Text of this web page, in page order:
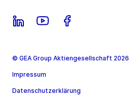
© GEA Group Aktiengesellschaft 2026
Impressum
Datenschutzerklärung